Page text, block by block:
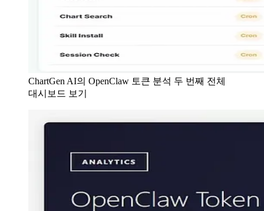
ChartGen AI의 OpenClaw 토큰 분석 두 번째 전체
대시보드 보기